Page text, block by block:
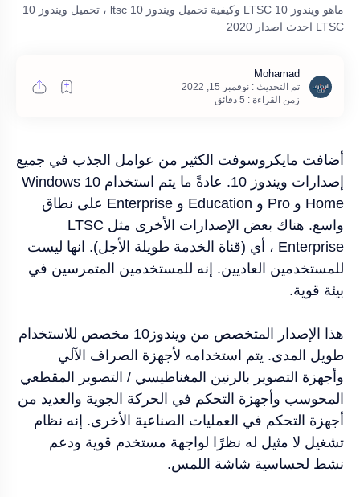
ماهو ويندوز 10 LTSC وكيفية تحميل ويندوز 10 ltsc ، تحميل ويندوز 10
LTSC احدث اصدار 2020
زمن القراءة : 5 دقائق
أضافت مايكروسوفت الكثير من عوامل الجذب في جميع
إصدارات ويندوز 10. عادةً ما يتم استخدام Windows 10
Home و Pro و Education و Enterprise على نطاق
واسع. هناك بعض الإصدارات الأخرى مثل LTSC
Enterprise ، أي (قناة الخدمة طويلة الأجل). انها ليست
للمستخدمين العاديين. إنه للمستخدمين المتمرسين في
بيئة قوية.
هذا الإصدار المتخصص من ويندوز10 مخصص للاستخدام
طويل المدى. يتم استخدامه لأجهزة الصراف الآلي
وأجهزة التصوير بالرنين المغناطيسي / التصوير المقطعي
المحوسب وأجهزة التحكم في الحركة الجوية والعديد من
أجهزة التحكم في العمليات الصناعية الأخرى. إنه نظام
تشغيل لا مثيل له نظرًا لواجهة مستخدم قوية ودعم
نشط لحساسية شاشة اللمس.